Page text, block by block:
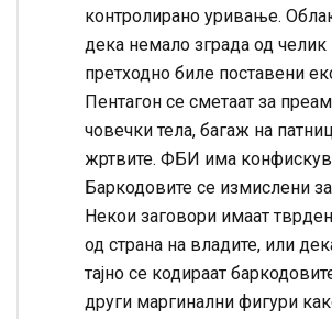
контролирано уривање.
дека немало зграда од
претходно биле поставени
Пентагон се сметаат за
човечки тела, багаж на
жртвите. ФБИ има
Баркодовите се измислени
Некои заговори имаат
од страна на владите, или
тајно се кодираат
други маргинални фигури